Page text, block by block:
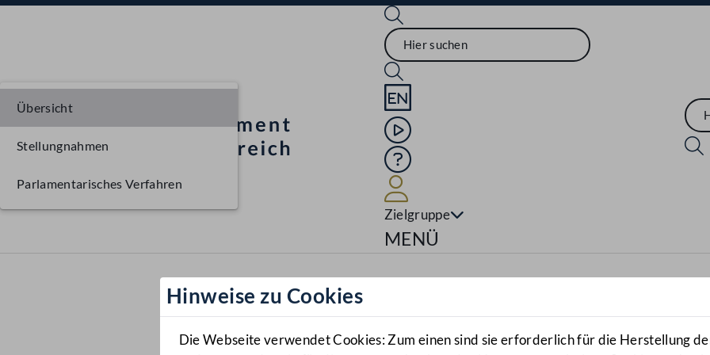
Sprache English
Mediathek
Hilfe
Zielgruppe
Navigationsmenü öffnen
MENÜ
Hinweise zu Cookies
Die Webseite verwendet Cookies: Zum einen sind sie erforderlich für die Herstellung
Übersicht
Stellungnahmen
Parlamentarisches Verfahren